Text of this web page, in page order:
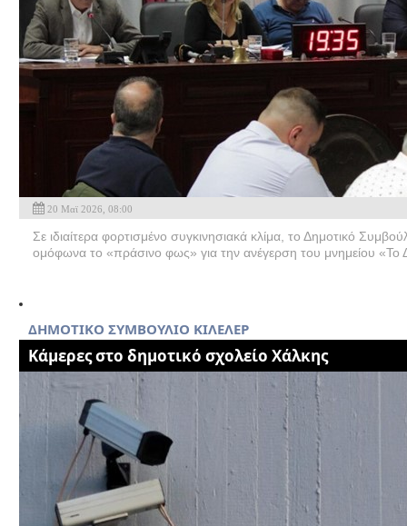
20 Μαϊ 2026, 08:00
Σε ιδιαίτερα φορτισμένο συγκινησιακά κλίμα, το Δημοτικό
ομόφωνα το «πράσινο φως» για την ανέγερση του μνημείου «Το
ΔΗΜΟΤΙΚΟ ΣΥΜΒΟΥΛΙΟ ΚΙΛΕΛΕΡ
Κάμερες στο δημοτικό σχολείο Χάλκης